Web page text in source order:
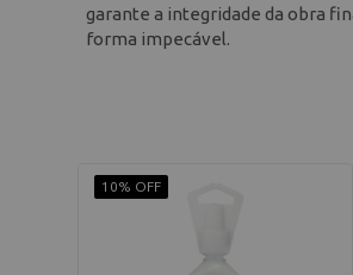
garante a integridade da obra
forma impecável.
10% OFF